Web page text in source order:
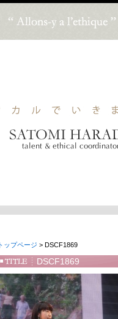
トップページ > DSCF1869
DSCF1869